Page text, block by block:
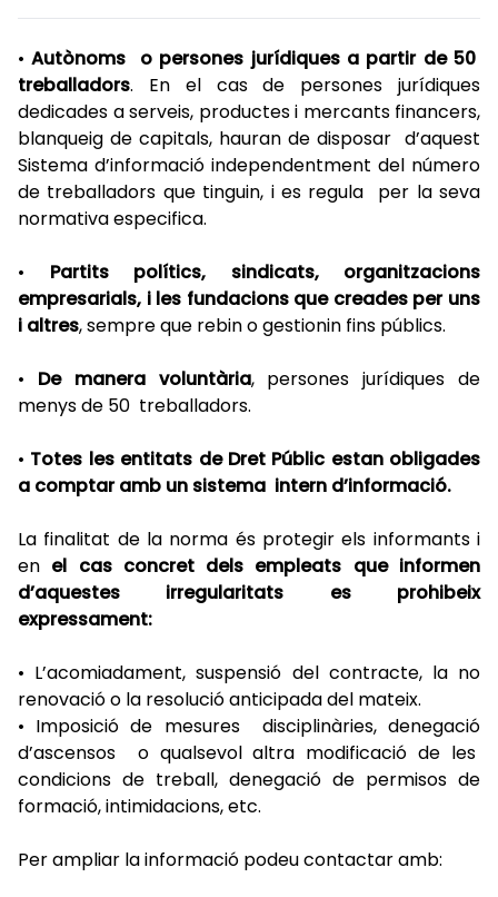
• Autònoms o persones jurídiques a partir de 50
treballadors. En el cas de persones jurídiques
dedicades a serveis, productes i mercants financers,
blanqueig de capitals, hauran de disposar d’aquest
Sistema d’informació independentment del número
de treballadors que tinguin, i es regula per la seva
normativa especifica.
•
Partits polítics, sindicats, organitzacions
empresarials, i les fundacions que creades per uns
i altres, sempre que rebin o gestionin fins públics.
• De manera voluntària, persones jurídiques de
menys de 50 treballadors.
• Totes les entitats de Dret Públic estan obligades
a comptar amb un sistema intern d’informació.
La finalitat de la norma és protegir els informants i
en el cas concret dels empleats que informen
d’aquestes irregularitats es prohibeix
expressament:
• L’acomiadament, suspensió del contracte, la no
renovació o la resolució anticipada del mateix.
• Imposició de mesures disciplinàries, denegació
d’ascensos o qualsevol altra modificació de les
condicions de treball, denegació de permisos de
formació, intimidacions, etc.
Per ampliar la informació podeu contactar amb: